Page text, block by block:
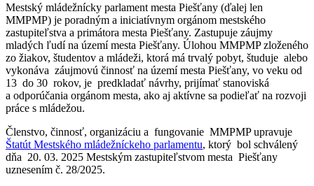
Mestský mládežnícky parlament mesta Piešťany (ďalej len
MMPMP) je poradným a iniciatívnym orgánom mestského
zastupiteľstva a primátora mesta Piešťany. Zastupuje záujmy
mladých ľudí na území mesta Piešťany. Úlohou MMPMP zloženého
zo žiakov, študentov a mládeži, ktorá má trvalý pobyt, študuje alebo
vykonáva záujmovú činnosť na území mesta Piešťany, vo veku od
13 do 30 rokov, je predkladať návrhy, prijímať stanoviská
a odporúčania orgánom mesta, ako aj aktívne sa podieľať na rozvoji
práce s mládežou.
Členstvo, činnosť, organizáciu a fungovanie MMPMP upravuje
Štatút Mestského mládežníckeho parlamentu, ktorý bol schválený
dňa 20. 03. 2025 Mestským zastupiteľstvom mesta Piešťany
uznesením č. 28/2025.